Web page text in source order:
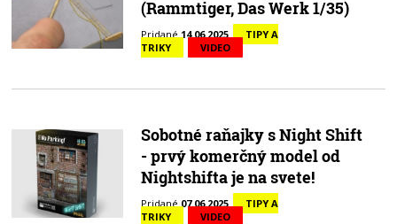
(Rammtiger, Das Werk 1/35)
Pridané 14.06.2025
TIPY A
TRIKY
VIDEO
Sobotné raňajky s Night Shift
- prvý komerčný model od
Nightshifta je na svete!
Pridané 07.06.2025
TIPY A
TRIKY
VIDEO